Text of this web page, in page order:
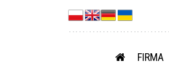
FIRMA